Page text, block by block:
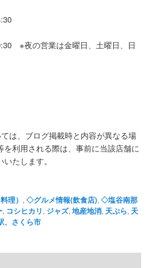
の営業は金曜日、土曜日、日
は、ブログ掲載時と内容が異なる場
利用される際は、事前に当該店舗に
たします。
理） ,◇グルメ情報(飲食店),◇塩谷南那
, コシヒカリ, ジャズ,地産地消, 天ぷら, 天
、さくら市